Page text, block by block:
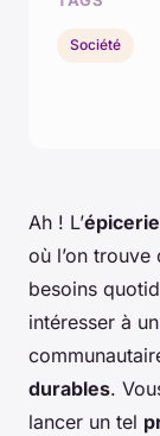
Ah ! L’épicerie
où l’on
besoins
intéresser à
durables.
lancer un tel
Société